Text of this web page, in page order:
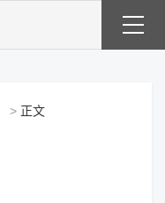
> 正文